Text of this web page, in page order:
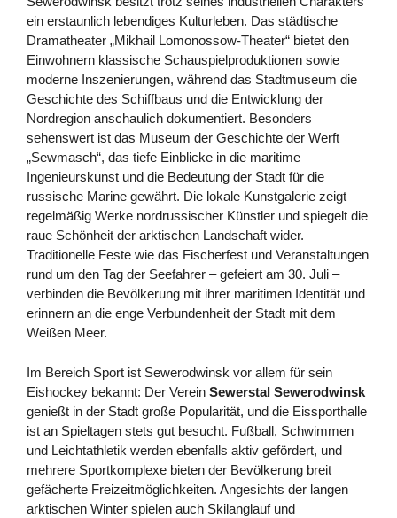
ein erstaunlich lebendiges Kulturleben. Das städtische
Dramatheater „Mikhail Lomonossow-Theater“ bietet den
Einwohnern klassische Schauspielproduktionen sowie
moderne Inszenierungen, während das Stadtmuseum die
Geschichte des Schiffbaus und die Entwicklung der
Nordregion anschaulich dokumentiert. Besonders
sehenswert ist das Museum der Geschichte der Werft
„Sewmasch“, das tiefe Einblicke in die maritime
Ingenieurskunst und die Bedeutung der Stadt für die
russische Marine gewährt. Die lokale Kunstgalerie zeigt
regelmäßig Werke nordrussischer Künstler und spiegelt die
raue Schönheit der arktischen Landschaft wider.
Traditionelle Feste wie das Fischerfest und Veranstaltungen
rund um den Tag der Seefahrer – gefeiert am 30. Juli –
verbinden die Bevölkerung mit ihrer maritimen Identität und
erinnern an die enge Verbundenheit der Stadt mit dem
Weißen Meer.
Im Bereich Sport ist Sewerodwinsk vor allem für sein
Eishockey bekannt: Der Verein Sewerstal Sewerodwinsk
genießt in der Stadt große Popularität, und die Eissporthalle
ist an Spieltagen stets gut besucht. Fußball, Schwimmen
und Leichtathletik werden ebenfalls aktiv gefördert, und
mehrere Sportkomplexe bieten der Bevölkerung breit
gefächerte Freizeitmöglichkeiten. Angesichts der langen
arktischen Winter spielen auch Skilanglauf und